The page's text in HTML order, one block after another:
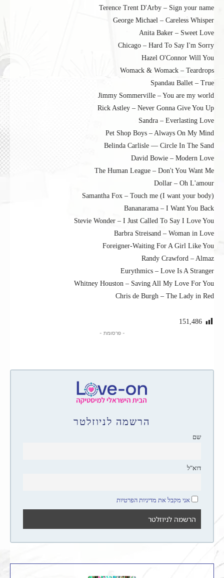
Terence Trent D'Arby – Sign your name
George Michael – Careless Whisper
Anita Baker – Sweet Love
Chicago – Hard To Say I'm Sorry
Hazel O'Connor Will You
Womack & Womack – Teardrops
Spandau Ballet – True
Jimmy Sommerville – You are my world
Rick Astley – Never Gonna Give You Up
Sandra – Everlasting Love
Pet Shop Boys – Always On My Mind
Belinda Carlisle — Circle In The Sand
David Bowie – Modern Love
The Human League – Don't You Want Me
Dollar – Oh L'amour
Samantha Fox – Touch me (I want your body)
Bananarama – I Want You Back
Stevie Wonder – I Just Called To Say I Love You
Barbra Streisand – Woman in Love
Foreigner-Waiting For A Girl Like You
Randy Crawford – Almaz
Eurythmics – Love Is A Stranger
Whitney Houston – Saving All My Love For You
Chris de Burgh – The Lady in Red
151,486
- פרסומת -
הרשמה לניוזלטר
שם
דוא"ל
אני מקבל את מדיניות הפרטיות